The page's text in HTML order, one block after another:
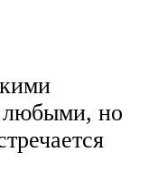
любыми, но